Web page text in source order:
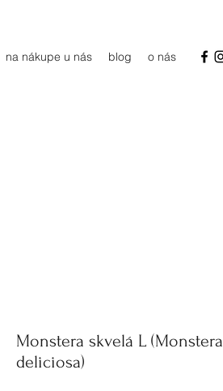
na nákupe u nás blog o nás
Monstera skvelá L (Monstera
deliciosa)